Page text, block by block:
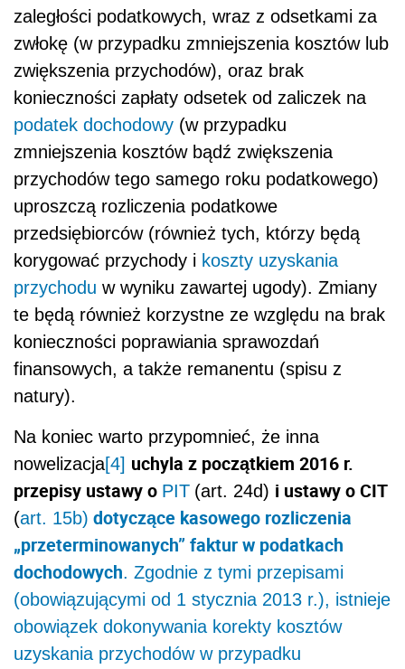
zaległości podatkowych, wraz z odsetkami za
zwłokę (w przypadku zmniejszenia kosztów lub
zwiększenia przychodów), oraz brak
konieczności zapłaty odsetek od zaliczek na
podatek dochodowy (w przypadku
zmniejszenia kosztów bądź zwiększenia
przychodów tego samego roku podatkowego)
uproszczą rozliczenia podatkowe
przedsiębiorców (również tych, którzy będą
korygować przychody i koszty uzyskania
przychodu w wyniku zawartej ugody). Zmiany
te będą również korzystne ze względu na brak
konieczności poprawiania sprawozdań
finansowych, a także remanentu (spisu z
natury).
Na koniec warto przypomnieć, że inna
nowelizacja[4] uchyla z początkiem 2016 r.
przepisy ustawy o PIT (art. 24d) i ustawy o CIT
(art. 15b) dotyczące kasowego rozliczenia
„przeterminowanych” faktur w podatkach
dochodowych. Zgodnie z tymi przepisami
(obowiązującymi od 1 stycznia 2013 r.), istnieje
obowiązek dokonywania korekty kosztów
uzyskania przychodów w przypadku